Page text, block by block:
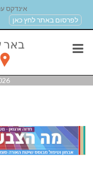
אינדקס
לפרסום באתר לחץ כאן